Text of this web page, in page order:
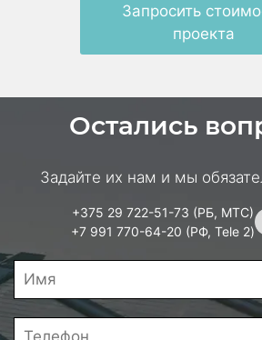
Запросить
проекта
Остались
Задайте их нам и мы
+375 29 722-51-73 (РБ, МТС)
+7 991 770-64-20 (РФ, Tele 2)